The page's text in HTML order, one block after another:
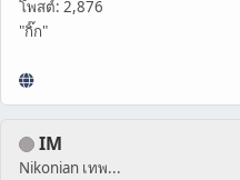
โพสต์: 2,876
"กิ๊ก"
IM
Nikonian เทพ...